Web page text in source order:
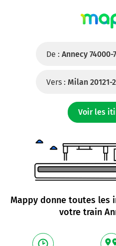
De : Annecy 74000-
Vers : Milan 20121-
Voir les
Mappy donne toutes les
votre train